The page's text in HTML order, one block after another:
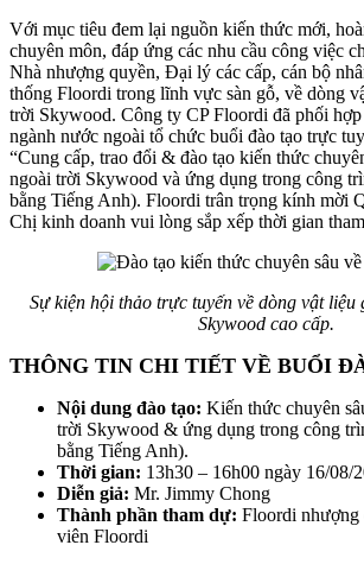
Với mục tiêu đem lại nguồn kiến thức mới,
chuyên môn, đáp ứng các nhu cầu công việc
Nhà nhượng quyền, Đại lý các cấp, cán bộ
thống Floordi trong lĩnh vực sàn gỗ, về dòng
trời Skywood. Công ty CP Floordi đã phối
ngành nước ngoài tổ chức buổi đào tạo trực
“Cung cấp, trao đổi & đào tạo kiến thức
ngoài trời Skywood và ứng dụng trong công
bằng Tiếng Anh). Floordi trân trọng kính mời
Chị kinh doanh vui lòng sắp xếp thời gian
Sự kiện hội thảo trực tuyến về dòng vật
Skywood cao cấp.
THÔNG TIN CHI TIẾT VỀ BUỔI
Nội dung đào tạo: Kiến thức chuyên
trời Skywood & ứng dụng trong công
bằng Tiếng Anh).
Thời gian: 13h30 – 16h00 ngày 16/08/
Diễn giả: Mr. Jimmy Chong
Thành phần tham dự: Floordi
viên Floordi